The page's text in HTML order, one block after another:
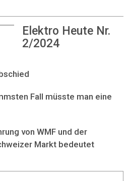
Elektro Heute Nr.
2/2024
Fall müsste man eine
von WMF und der
Markt bedeutet